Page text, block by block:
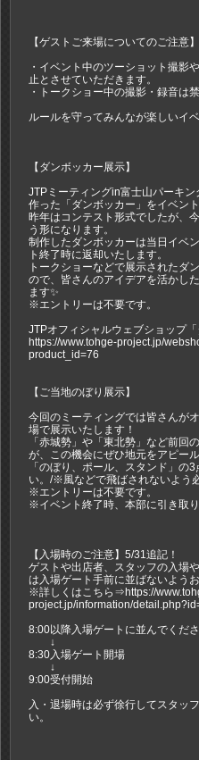
【ゲストご来場についてのご注意】
・イベント中のツーショット撮影
止とさせていただきます。
・トークショー中の撮影・録音は
ルールを守ってみんなが楽しいイ
【ダンボッカー展示】
JTPミーティングin富士山パーキ
作った「ダンボッカー」をイベン
昨年はコンテスト形式でしたが、
う形になります。
制作したダンボッカーは当日イベ
ト終了時に返却いたします。
トークショーなどで展示されたダ
ので、皆さんのアイデアを活かし
ます✨
※エントリーは不要です。
JTPオフィシャルウェブショップ
https://www.tohge-project.jp/
product_id=76
【ご当地のぼり展示】
今回のミーティングでは皆さんが
場で展示いたします！
「赤城勢」や「東北勢」など前回
が、この機会にぜひ地元をアピー
「のぼり、ポール、スタンド」の
い。/※風などで飛ばされないよう
※エントリーは不要です。
※イベント終了時、本部に引き取り
【入場時のご注意】5/31追記！
ゲストや出店者、スタッフの入場
は入場ゲート手前に並ばないよう
※詳しくはこちら⇒https://
project.jp/information/
8:00以降入場ゲートに並んでくだ
↓
8:30入場ゲート開場
↓
9:00受付開始
入・退場時は必ず徐行してスタッ
い。